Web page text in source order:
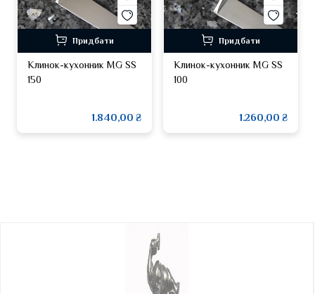
Придбати
Клинок-кухонник MG SS
150
1.840,00 ₴
Придбати
Клинок-кухонник MG SS
100
1.260,00 ₴